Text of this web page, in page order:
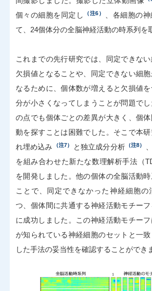
個々の細胞を同定し
（注6）
、各細胞の
て、24個体分の全脳神経活動の時系列を
これまでの先行研究では、同定できな
欠損値となることや、同定できない細
なるために、個体数が増えると欠損値
分が小さくなってしまうことが問題でし
の点でも個体ごとの差異が大きく、個
動を探すことは困難でした。そこで本
れ埋め込み
（注7） と独立成分分析 （注8）
を組み合わせた新たな数理解析手法（
を開発しました。他の個体の全脳活動
ことで、同定できなかった神経細胞の
つ、個体間に共通する神経活動モチー
に成功しました。この神経活動モチー
が知られている神経細胞のセットと一
した手法の妥当性を確認することができ